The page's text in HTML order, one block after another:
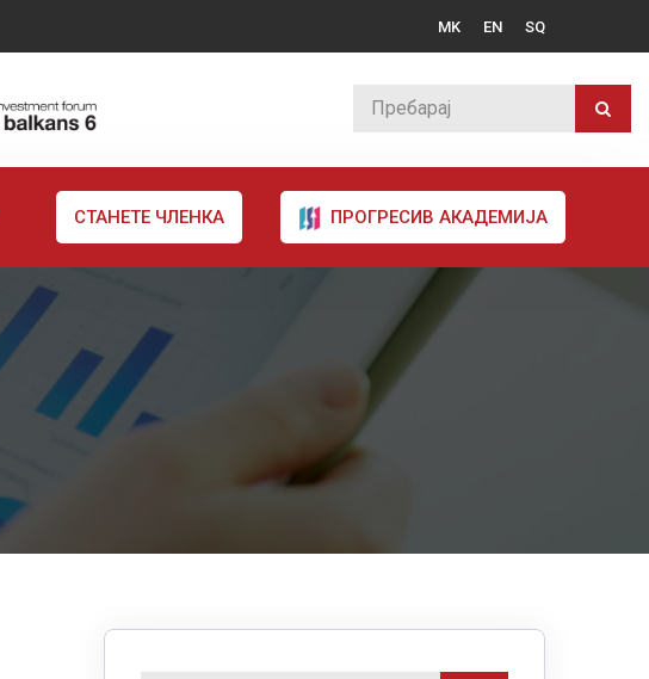
MK EN SQ
СТАНЕТЕ ЧЛЕНКА ПРОГРЕСИВ АКАДЕМИЈА